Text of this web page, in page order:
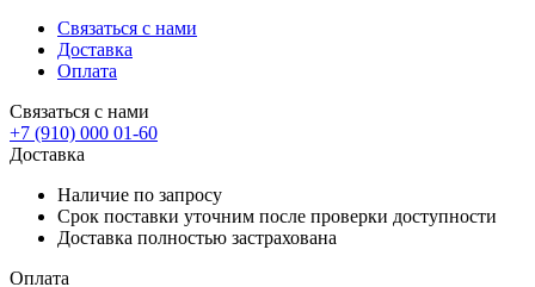
Связаться с нами
Доставка
Оплата
Связаться с нами
+7 (910) 000 01-60
Доставка
Наличие по запросу
Срок поставки уточним после проверки доступности
Доставка полностью застрахована
Оплата